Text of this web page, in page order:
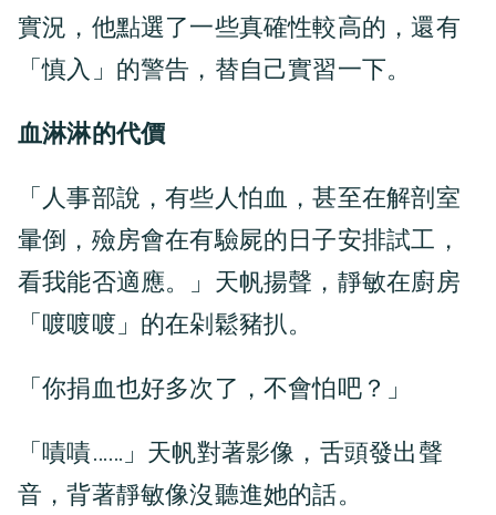
實況，他點選了一些真確性較高的，還有
「慎入」的警告，替自己實習一下。
血淋淋的代價
「人事部說，有些人怕血，甚至在解剖室
暈倒，殮房會在有驗屍的日子安排試工，
看我能否適應。」天帆揚聲，靜敏在廚房
「喥喥喥」的在剁鬆豬扒。
「你捐血也好多次了，不會怕吧？」
「嘖嘖……」天帆對著影像，舌頭發出聲
音，背著靜敏像沒聽進她的話。